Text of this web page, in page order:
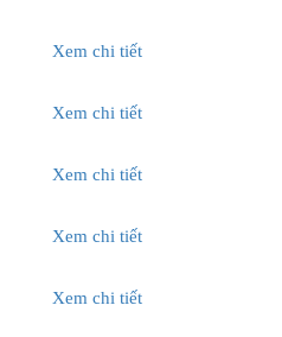
Xem chi tiết
Xem chi tiết
Xem chi tiết
Xem chi tiết
Xem chi tiết